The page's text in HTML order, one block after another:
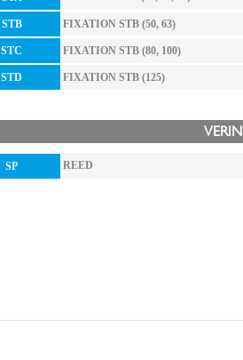
STB FIXATION STB (50, 63)
STC FIXATION STB (80, 100)
STD FIXATION STB (125)
SP REED